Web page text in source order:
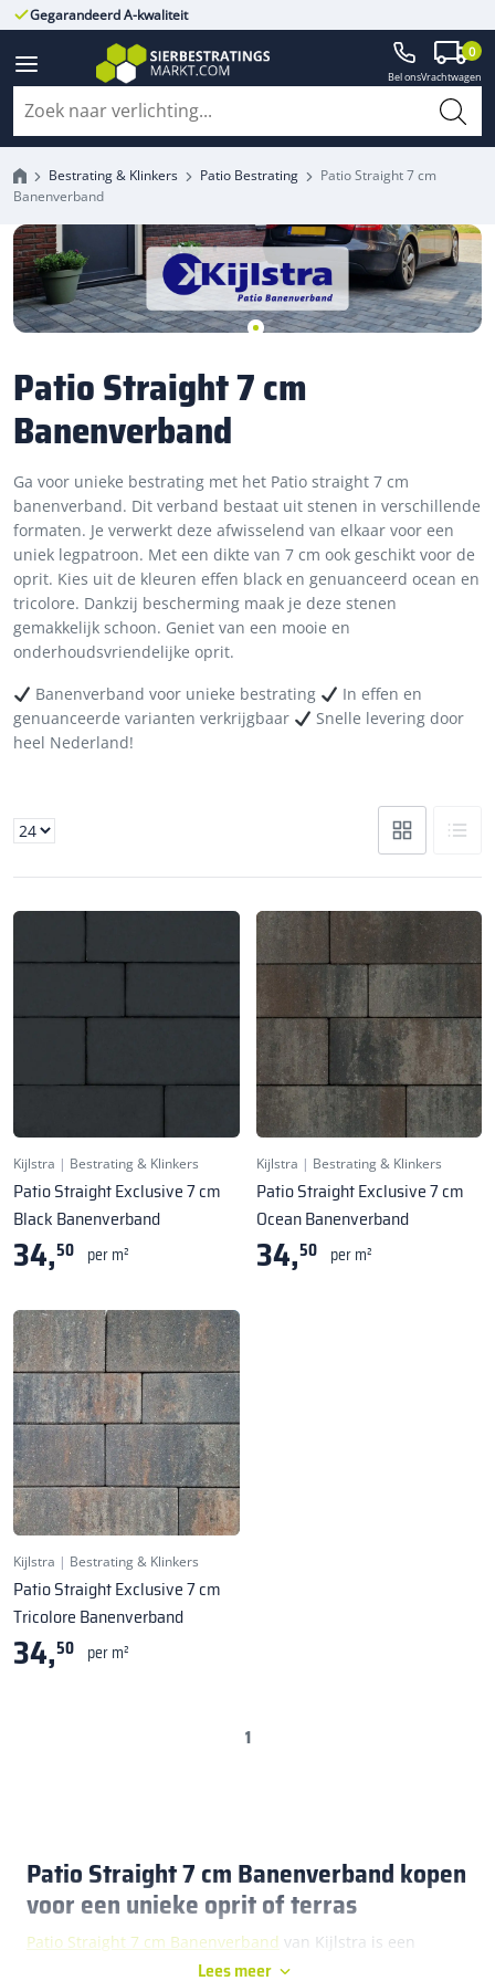
Gegarandeerd A-kwaliteit
Bel onsVrachtwagen
0
Bestrating & Klinkers Patio Bestrating
Patio Straight 7 cm
Banenverband
Patio Straight 7 cm
Banenverband
Ga voor unieke bestrating met het Patio straight 7 cm
banenverband. Dit verband bestaat uit stenen in verschillende
formaten. Je verwerkt deze afwisselend van elkaar voor een
uniek legpatroon. Met een dikte van 7 cm ook geschikt voor de
oprit. Kies uit de kleuren effen black en genuanceerd ocean en
tricolore. Dankzij bescherming maak je deze stenen
gemakkelijk schoon. Geniet van een mooie en
onderhoudsvriendelijke oprit.
Banenverband voor unieke bestrating
In effen en
genuanceerde varianten verkrijgbaar
Snelle levering door
heel Nederland!
Kijlstra | Bestrating & Klinkers
Patio Straight Exclusive 7 cm
Black Banenverband
34,50 per m²
Kijlstra | Bestrating & Klinkers
Patio Straight Exclusive 7 cm
Ocean Banenverband
34,50 per m²
Kijlstra | Bestrating & Klinkers
Patio Straight Exclusive 7 cm
Tricolore Banenverband
34,50 per m²
1
Patio Straight 7 cm Banenverband kopen
voor een unieke oprit of terras
Patio Straight 7 cm Banenverband van Kijlstra is een
bijzondere keuze als je bestrating wilt met lange lijnen,
Lees meer